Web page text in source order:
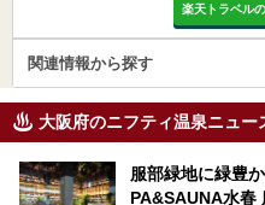
楽天トラベル
関連情報から探す
大阪府のニフティ温泉ニュー
服部緑地に緑豊
PA&SAUNA水春